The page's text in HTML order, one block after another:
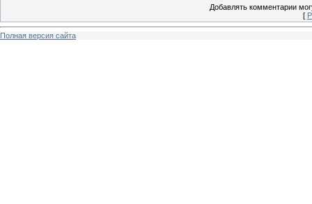
Добавлять комментарии
[
Полная версия сайта